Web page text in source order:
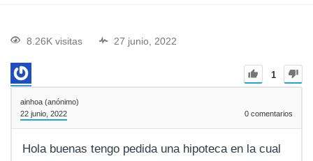
8.26K visitas 27 junio, 2022
1
ainhoa (anónimo)
22 junio, 2022
0 comentarios
Hola buenas tengo pedida una hipoteca en la cual